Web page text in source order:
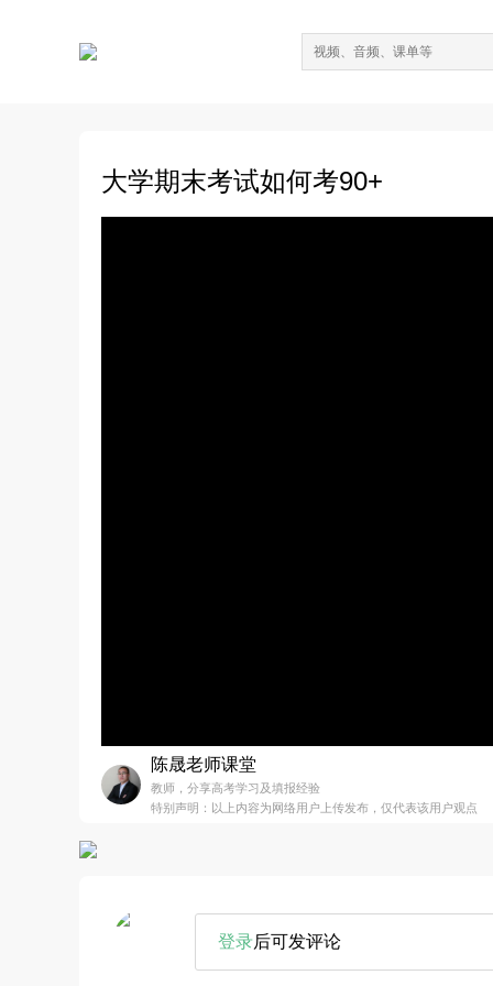
大学期末考试如何考90+
陈晟老师课堂
教师，分享高考学习及填报经验
特别声明：以上内容为网络用户上传发布，仅代表该用户观点
登录后可发评论